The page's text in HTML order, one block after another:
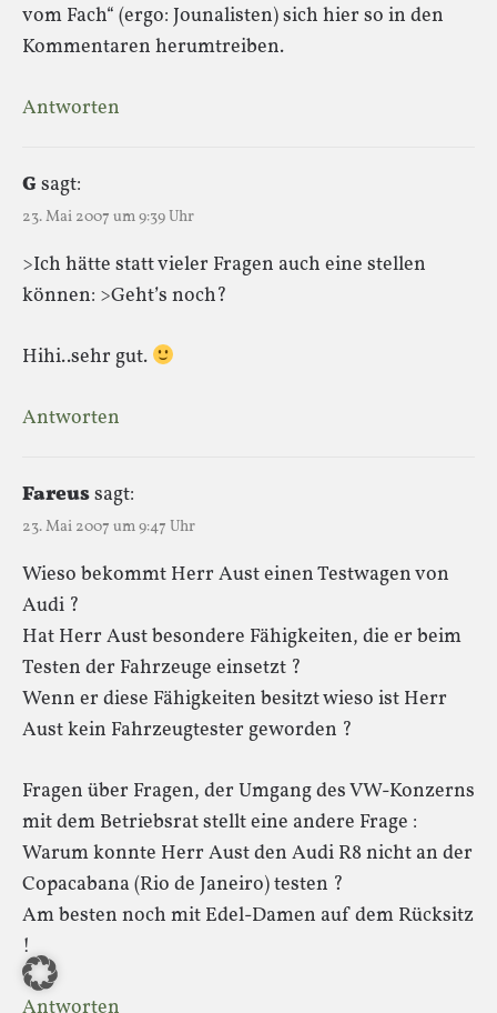
vom Fach“ (ergo: Jounalisten) sich hier so in den
Kommentaren herumtreiben.
Antworten
G sagt:
23. Mai 2007 um 9:39 Uhr
>Ich hätte statt vieler Fragen auch eine stellen
können: >Geht’s noch?
Hihi..sehr gut.
Antworten
Fareussagt:
23. Mai 2007 um 9:47 Uhr
Wieso bekommt Herr Aust einen Testwagen von
Audi ?
Hat Herr Aust besondere Fähigkeiten, die er beim
Testen der Fahrzeuge einsetzt ?
Wenn er diese Fähigkeiten besitzt wieso ist Herr
Aust kein Fahrzeugtester geworden ?
Fragen über Fragen, der Umgang des VW-Konzerns
mit dem Betriebsrat stellt eine andere Frage :
Warum konnte Herr Aust den Audi R8 nicht an der
Copacabana (Rio de Janeiro) testen ?
Am besten noch mit Edel-Damen auf dem Rücksitz
!